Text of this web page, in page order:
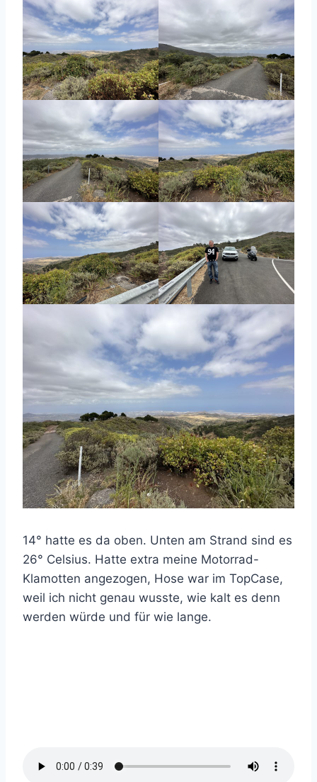
14° hatte es da oben. Unten am Strand sind es
26° Celsius. Hatte extra meine Motorrad-
Klamotten angezogen, Hose war im TopCase,
weil ich nicht genau wusste, wie kalt es denn
werden würde und für wie lange.